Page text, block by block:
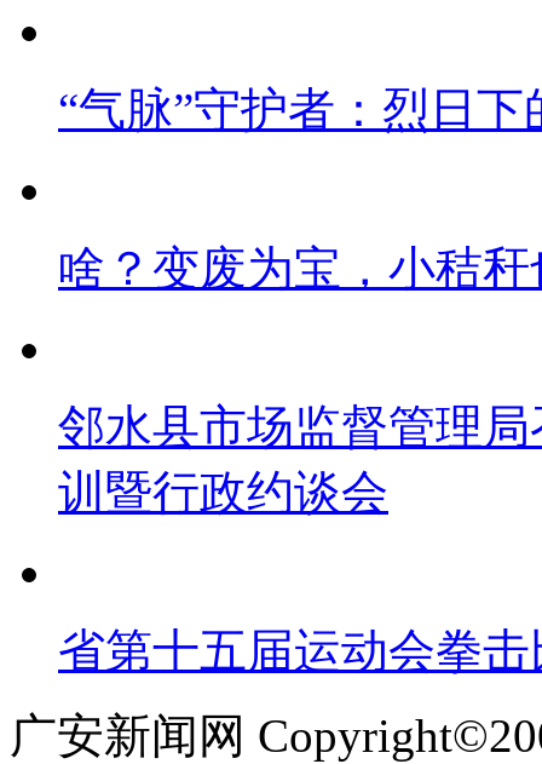
“气脉”守护者：烈日下
啥？变废为宝，小秸
邻水县市场监督管理
训暨行政约谈会
省第十五届运动会拳
广安新闻网